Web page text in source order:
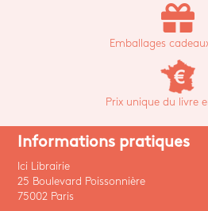
Emballages
Prix unique du livre
Informations pratiques
Ici Librairie
25 Boulevard Poissonnière
75002 Paris